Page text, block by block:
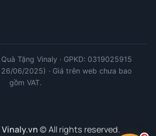
Tặng Vinaly · GPKD: 0319025915
06/2025) · Giá trên web chưa bao
gồm VAT.
Vinaly.vn © All rights reserved.